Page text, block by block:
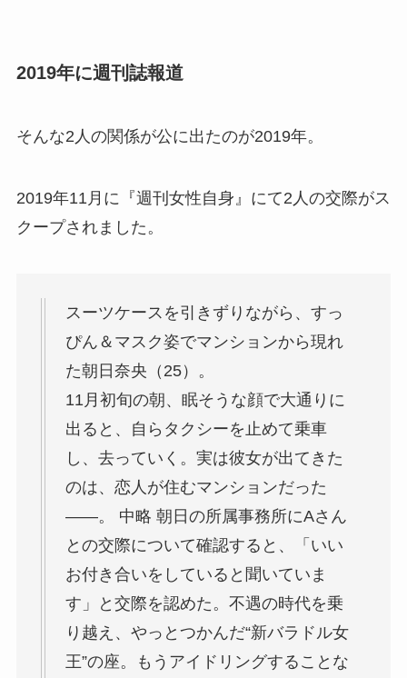
2019年に週刊誌報道
そんな2人の関係が公に出たのが2019年。
2019年11月に『週刊女性自身』にて2人の交際がス
クープされました。
スーツケースを引きずりながら、すっ
ぴん＆マスク姿でマンションから現れ
た朝日奈央（25）。
11月初旬の朝、眠そうな顔で大通りに
出ると、自らタクシーを止めて乗車
し、去っていく。実は彼女が出てきた
のは、恋人が住むマンションだった
――。 中略 朝日の所属事務所にAさん
との交際について確認すると、「いい
お付き合いをしていると聞いていま
す」と交際を認めた。不遇の時代を乗
り越え、やっとつかんだ“新バラドル女
王”の座。もうアイドリングすることな